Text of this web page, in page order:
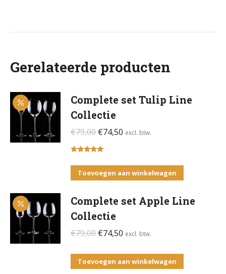
Gerelateerde producten
Complete set Tulip Line
Collectie
€79,00 Oorspronkelijke
prijs
€79,00.
€74,50 Huidige
€74,50.
excl. btw.
5.00uit 5
Toevoegen aan winkelwagen
Complete set Apple Line
Collectie
€79,00 Oorspronkelijke
was:
€74,50 Huidige
is:
excl. btw.
Toevoegen aan winkelwagen